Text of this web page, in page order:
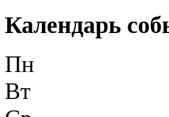
Календарь
Пн
Вт